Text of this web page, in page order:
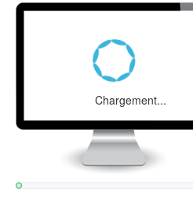
Chargement...